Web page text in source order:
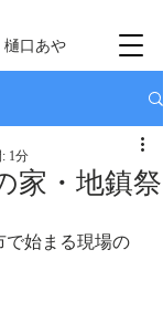
樋口あや
家・地鎮祭
1分
で始まる現場の